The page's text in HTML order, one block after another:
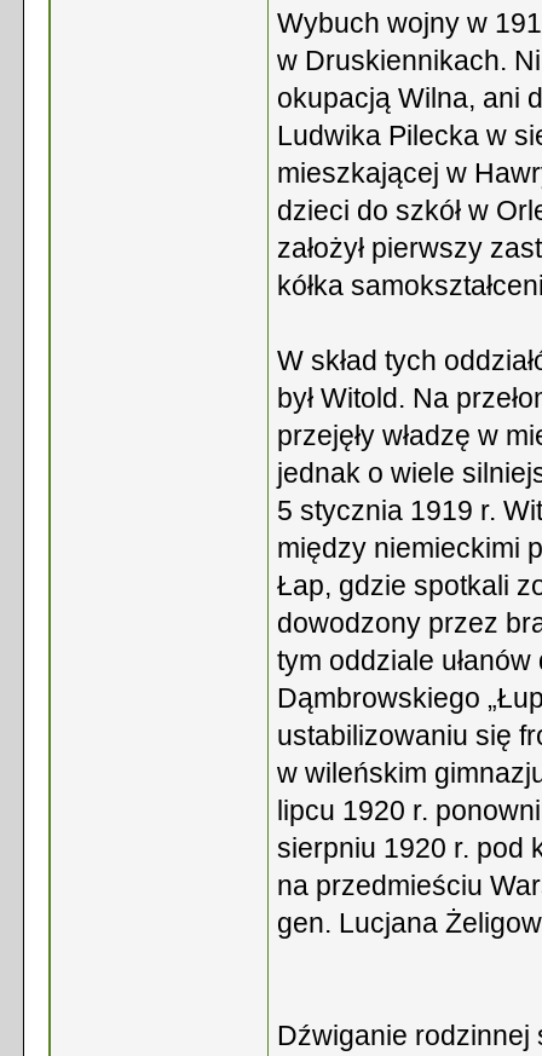
Wybuch wojny w
w Druskiennikach.
okupacją Wilna, ani
Ludwika Pilecka w
mieszkającej w
dzieci do szkół w
założył pierwszy
kółka
W skład tych
był Witold. Na
przejęły władzę w
jednak o wiele
5 stycznia 1919 r.
między niemieckimi
Łap, gdzie spotkali
dowodzony przez
tym oddziale
Dąmbrowskiego
ustabilizowaniu się
w wileńskim
lipcu 1920 r.
sierpniu 1920 r. pod
na przedmieściu
gen. Lucjana
Dźwiganie rodzinnej